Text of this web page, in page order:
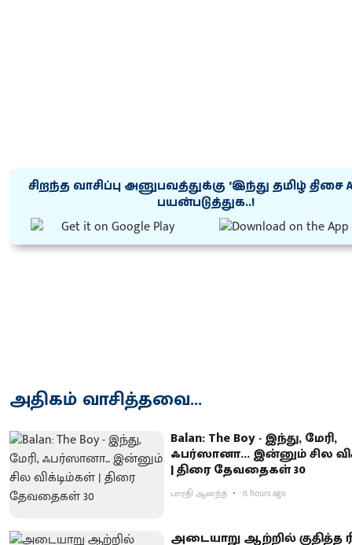
சிறந்த வாசிப்பு அனுபவத்துக்கு ‘இந்து தமிழ் திசை
பயன்படுத்துக..!
அதிகம் வாசித்தவை...
Balan: The Boy - இந்து, மேரி,
ஃபர்ஸானா... இன்னும் சில
| திரை தேவதைகள் 30
பாரதி ஆனந்த் 15 hours ago
அடையாறு ஆற்றில் குதித்த